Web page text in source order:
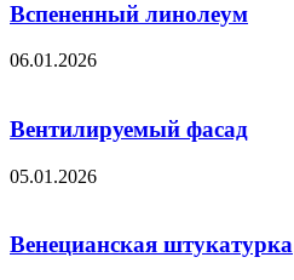
Вспененный линолеум
06.01.2026
Вентилируемый фасад
05.01.2026
Венецианская штукатурка